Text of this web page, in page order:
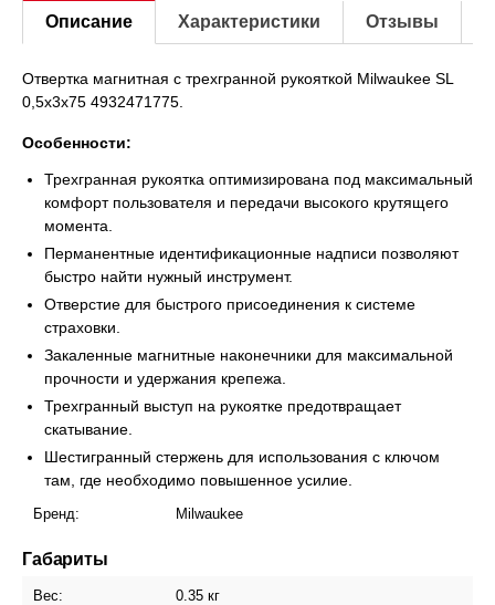
Описание Характеристики Отзывы
Отвертка магнитная с трехгранной рукояткой Milwaukee SL
0,5x3x75 4932471775.
Особенности:
Трехгранная рукоятка оптимизирована под максимальный
комфорт пользователя и передачи высокого крутящего
момента.
Перманентные идентификационные надписи позволяют
быстро найти нужный инструмент.
Отверстие для быстрого присоединения к системе
страховки.
Закаленные магнитные наконечники для максимальной
прочности и удержания крепежа.
Трехгранный выступ на рукоятке предотвращает
скатывание.
Шестигранный стержень для использования с ключом
там, где необходимо повышенное усилие.
Бренд: Milwaukee
Габариты
Вес: 0.35 кг